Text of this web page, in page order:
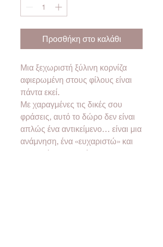
Προσθήκη στο καλάθι
Μια ξεχωριστή ξύλινη κορνίζα
αφιερωμένη στους φίλους είναι
πάντα εκεί.
Με χαραγμένες τις δικές σου
φράσεις, αυτό το δώρο δεν είναι
απλώς ένα αντικείμενο… είναι μια
ανάμνηση, ένα «ευχαριστώ» και
μια μεγάλη αγκαλιά.